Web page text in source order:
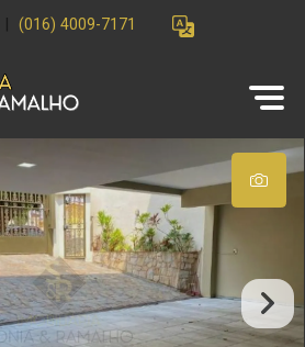
(016) 4009-7171